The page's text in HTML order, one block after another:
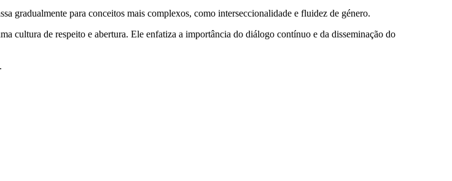
gradualmente para conceitos mais complexos, como interseccionalidade e fluidez de género.
cultura de respeito e abertura. Ele enfatiza a importância do diálogo contínuo e da disseminação do